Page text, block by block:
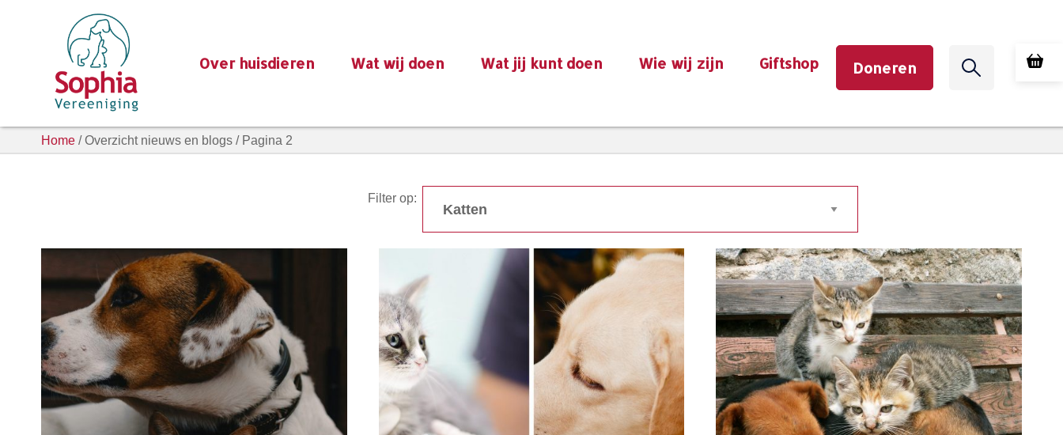
Over huisdieren Wat wij doen Wat jij kunt doen Wie wij zijn Giftshop Doneren
Home / Overzicht nieuws en blogs / Pagina 2
Filter op: